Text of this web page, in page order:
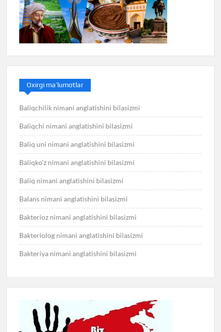
Oxirgi ma’lumotlar
Baliqchilik nimani anglatishini bilasizmi
Baliqchi nimani anglatishini bilasizmi
Baliq uni nimani anglatishini bilasizmi
Baliqko’z nimani anglatishini bilasizmi
Baliq nimani anglatishini bilasizmi
Balans nimani anglatishini bilasizmi
Bakterioz nimani anglatishini bilasizmi
Bakteriolog nimani anglatishini bilasizmi
Bakteriya nimani anglatishini bilasizmi